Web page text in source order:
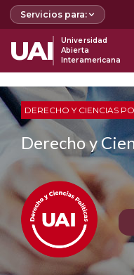
Servicios para:
UAI
Universidad
Abierta
Interamericana
DERECHO Y CIENCIAS
Derecho y